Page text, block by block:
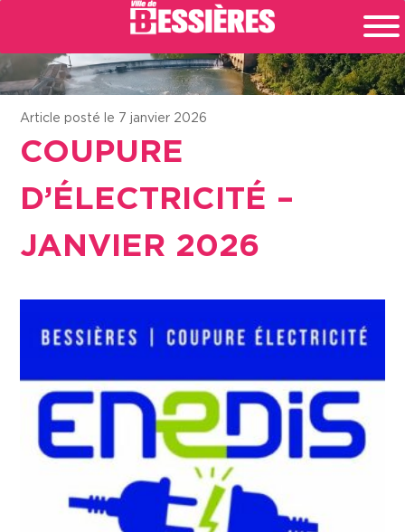
Article posté le 7 janvier 2026
COUPURE
D’ÉLECTRICITÉ –
JANVIER 2026